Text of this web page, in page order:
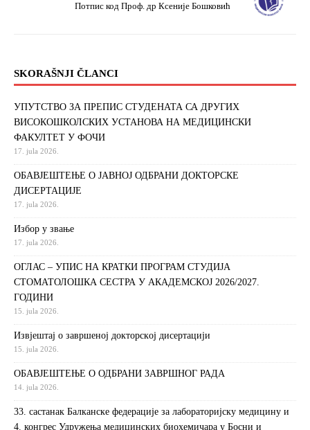
Потпис код Проф. др Ксеније Бошковић
SKORAŠNJI ČLANCI
УПУТСТВО ЗА ПРЕПИС СТУДЕНАТА СА ДРУГИХ
ВИСОКОШКОЛСКИХ УСТАНОВА НА МЕДИЦИНСКИ
ФАКУЛТЕТ У ФОЧИ
17. jula 2026.
ОБАВЈЕШТЕЊЕ О ЈАВНОЈ ОДБРАНИ ДОКТОРСКЕ
ДИСЕРТАЦИЈЕ
17. jula 2026.
Избор у звање
17. jula 2026.
ОГЛАС – УПИС НА КРАТКИ ПРОГРАМ СТУДИЈА
СТОМАТОЛОШКА СЕСТРА У АКАДЕМСКОЈ 2026/2027.
ГОДИНИ
15. jula 2026.
Извjeштaj o зaвршeнoj дoктoрскoj дисeртaциjи
15. jula 2026.
ОБАВЈЕШТЕЊЕ О ОДБРАНИ ЗАВРШНОГ РАДА
14. jula 2026.
33. састанак Балканске федерације за лабораторијску медицину и
4. конгрес Удружења медицинских биохемичара у Босни и